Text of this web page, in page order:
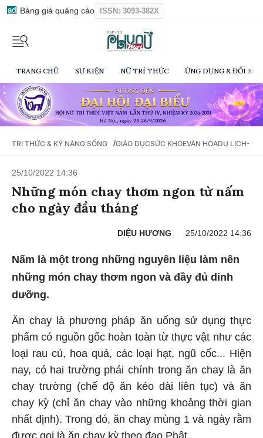
Bảng giá quảng cáo ISSN: 3093-382X
TRANG CHỦ SỰ KIỆN NỮ TRÍ THỨC ỨNG DỤNG & ĐỔI
TRI THỨC & KỸ NĂNG SỐNG /GIÁO DỤCSỨC KHỎEVĂN HÓADU LỊCH-
25/10/2022 14:36
Những món chay thơm ngon từ nấm
cho ngày đầu tháng
DIỆU HƯƠNG 25/10/2022 14:36
Nấm là một trong những nguyên liệu làm nên
những món chay thơm ngon và đầy đủ dinh
dưỡng.
Ăn chay là phương pháp ăn uống sử dụng thực
phẩm có nguồn gốc hoàn toàn từ thực vật như các
loại rau củ, hoa quả, các loại hạt, ngũ cốc... Hiện
nay, có hai trường phái chính trong ăn chay là ăn
chay trường (chế độ ăn kéo dài liên tục) và ăn
chay kỳ (chỉ ăn chay vào những khoảng thời gian
nhất định). Trong đó, ăn chay mùng 1 và ngày rằm
được gọi là ăn chay kỳ theo đạo Phật.